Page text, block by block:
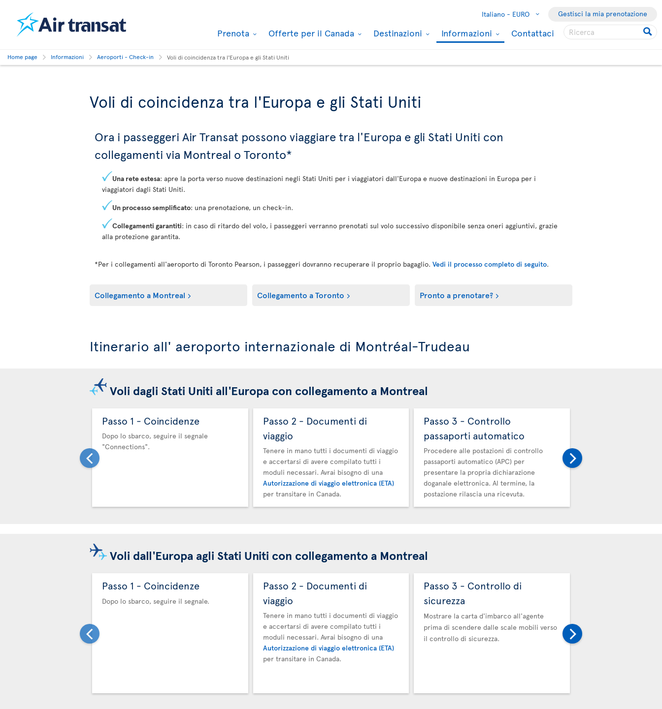
Italiano - EURO Gestisci la mia prenotazione
Prenota Offerte per il Canada Destinazioni Informazioni Contattaci
Home page Informazioni Aeroporti - Check-in Voli di coincidenza tra l'Europa e gli Stati Uniti
Voli di coincidenza tra l'Europa e gli Stati Uniti
Ora i passeggeri Air Transat possono viaggiare tra l'Europa e gli Stati Uniti con
collegamenti via Montreal o Toronto*
Una rete estesa: apre la porta verso nuove destinazioni negli Stati Uniti per i viaggiatori dall'Europa e nuove destinazioni in Europa per i
viaggiatori dagli Stati Uniti.
Un processo semplificato: una prenotazione, un check-in.
Collegamenti garantiti: in caso di ritardo del volo, i passeggeri verranno prenotati sul volo successivo disponibile senza oneri aggiuntivi, grazie
alla protezione garantita.
*Per i collegamenti all'aeroporto di Toronto Pearson, i passeggeri dovranno recuperare il proprio bagaglio. Vedi il processo completo di seguito.
Collegamento a Montreal Collegamento a Toronto Pronto a prenotare?
Itinerario all' aeroporto internazionale di Montréal-Trudeau
Voli dagli Stati Uniti all'Europa con collegamento a Montreal
Passo 1 - Coincidenze
Dopo lo sbarco, seguire il segnale
"Connections".
Passo 2 - Documenti di
viaggio
Tenere in mano tutti i documenti di viaggio
e accertarsi di avere compilato tutti i
moduli necessari. Avrai bisogno di una
Autorizzazione di viaggio elettronica (ETA)
per transitare in Canada.
Passo 3 - Controllo
passaporti automatico
Procedere alle postazioni di controllo
passaporti automatico (APC) per
presentare la propria dichiarazione
doganale elettronica. Al termine, la
postazione rilascia una ricevuta.
Voli dall'Europa agli Stati Uniti con collegamento a Montreal
Passo 1 - Coincidenze
Dopo lo sbarco, seguire il segnale.
Passo 2 - Documenti di
viaggio
Tenere in mano tutti i documenti di viaggio
e accertarsi di avere compilato tutti i
moduli necessari. Avrai bisogno di una
Autorizzazione di viaggio elettronica (ETA)
per transitare in Canada.
Passo 3 - Controllo di
sicurezza
Mostrare la carta d'imbarco all'agente
prima di scendere dalle scale mobili verso
il controllo di sicurezza.